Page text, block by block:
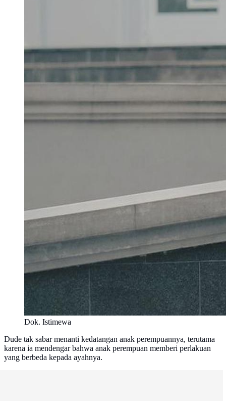
Dok. Istimewa
Dude tak sabar menanti kedatangan anak perempuannya, terutama
karena ia mendengar bahwa anak perempuan memberi perlakuan
yang berbeda kepada ayahnya.